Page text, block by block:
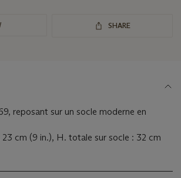
SHARE
reposant sur un socle moderne en
cm (9 in.), H. totale sur socle : 32 cm